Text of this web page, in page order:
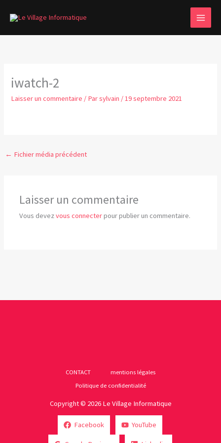
iwatch-2
Laisser un commentaire / Parsylvain /19 septembre 2021
← Fichier média précédent
Laisser un commentaire
Vous devezvous connecterpour publier un commentaire.
CONTACT
mentions légales
Politique de confidentialité
Copyright © 2026 Le Village Informatique
Facebook YouTube